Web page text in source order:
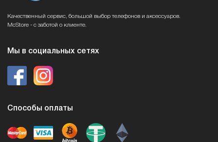
Качественный сервис, большой выбор телефонов и аксессуаров.
McStore - с заботой о клиенте.
Мы в социальных сетях
Способы оплаты